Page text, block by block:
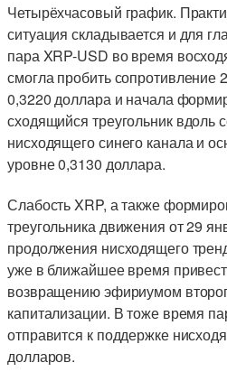
Четырёхчасовый график.
ситуация складывается и для
пара XRP-USD во время
смогла пробить
0,3220 доллара и начала
сходящийся треугольник вдоль
нисходящего синего канала и
уровне 0,3130 доллара.
Слабость XRP, а также
треугольника движения от 29
продолжения нисходящего
уже в ближайшее время
возвращению эфириумом
капитализации. В тоже время
отправится к поддержке
долларов.